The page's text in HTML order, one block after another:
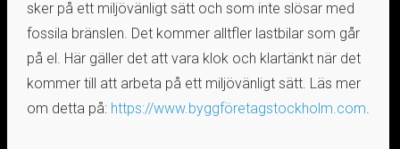
sker på ett miljövänligt sätt och som inte slösar med
fossila bränslen. Det kommer alltfler lastbilar som går
på el. Här gäller det att vara klok och klartänkt när det
kommer till att arbeta på ett miljövänligt sätt. Läs mer
om detta på: https://www.byggföretagstockholm.com